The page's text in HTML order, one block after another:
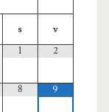
s
v
1
2
8 9